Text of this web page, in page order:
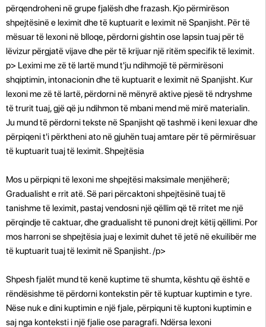
përqendroheni në grupe fjalësh dhe frazash. Kjo përmirëson
shpejtësinë e leximit dhe të kuptuarit e leximit në Spanjisht. Për të
mësuar të lexoni në blloqe, përdorni gishtin ose lapsin tuaj për të
lëvizur përgjatë vijave dhe për të krijuar një ritëm specifik të leximit.
p> Leximi me zë të lartë mund t'ju ndihmojë të përmirësoni
shqiptimin, intonacionin dhe të kuptuarit e leximit në Spanjisht. Kur
lexoni me zë të lartë, përdorni në mënyrë aktive pjesë të ndryshme
të trurit tuaj, gjë që ju ndihmon të mbani mend më mirë materialin.
Ju mund të përdorni tekste në Spanjisht që tashmë i keni lexuar dhe
përpiqeni t'i përktheni ato në gjuhën tuaj amtare për të përmirësuar
të kuptuarit tuaj të leximit. Shpejtësia
Mos u përpiqni të lexoni me shpejtësi maksimale menjëherë;
Gradualisht e rrit atë. Së pari përcaktoni shpejtësinë tuaj të
tanishme të leximit, pastaj vendosni një qëllim që të rritet me një
përqindje të caktuar, dhe gradualisht të punoni drejt këtij qëllimi. Por
mos harroni se shpejtësia juaj e leximit duhet të jetë në ekuilibër me
të kuptuarit tuaj të leximit në Spanjisht. /p>
Shpesh fjalët mund të kenë kuptime të shumta, kështu që është e
rëndësishme të përdorni kontekstin për të kuptuar kuptimin e tyre.
Nëse nuk e dini kuptimin e një fjale, përpiquni të kuptoni kuptimin e
saj nga konteksti i një fjalie ose paragrafi. Ndërsa lexoni